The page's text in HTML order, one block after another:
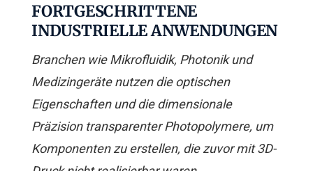
FORTGESCHRITTENE
INDUSTRIELLE ANWENDUNGEN
Branchen wie Mikrofluidik, Photonik und
Medizingeräte nutzen die optischen
Eigenschaften und die dimensionale
Präzision transparenter Photopolymere, um
Komponenten zu erstellen, die zuvor mit 3D-